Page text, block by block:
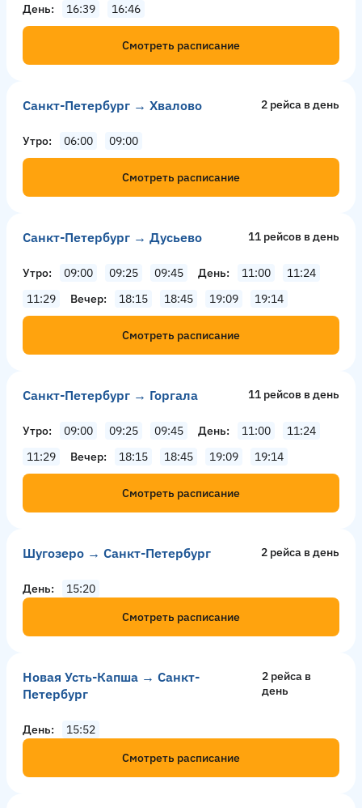
День 16:39 16:46
Смотреть расписание
Санкт-Петербург → Хвалово 2 рейсa в день
Утро 06:00 09:00
Смотреть расписание
Санкт-Петербург → Дусьево 11 рейсов в день
Утро 09:00 09:25 09:45 День 11:00
11:24
11:29
Вечер 18:15 18:45 19:09 19:14
Смотреть расписание
Санкт-Петербург → Горгала 11 рейсов в день
Утро 09:00 09:25 09:45 День 11:00
11:24
11:29
Вечер 18:15 18:45 19:09 19:14
Смотреть расписание
Шугозеро → Санкт-Петербург 2 рейсa в день
День
15:20
Смотреть расписание
Новая Усть-Капша → Санкт-
Петербург
2 рейсa в
день
День
15:52
Смотреть расписание